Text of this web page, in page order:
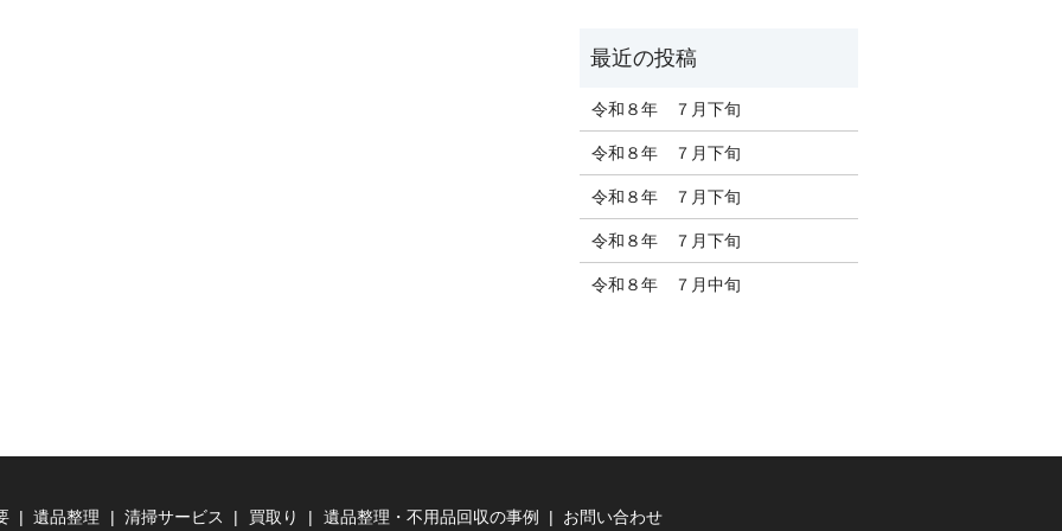
令和８年 ７月下旬
令和８年 ７月下旬
令和８年 ７月下旬
令和８年 ７月下旬
令和８年 ７月中旬
遺品整理 清掃サービス 買取り 遺品整理・不用品回収の事例 お問い合わせ